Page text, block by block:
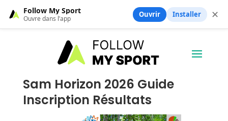
Sam Horizon 2026 Guide
Inscription Résultats
Follow My Sport
Ouvre dans l’app Ouvrir Installer ✕